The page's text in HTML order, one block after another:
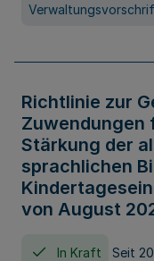
Richtlinie zur
Zuwendungen
Stärkung der
sprachlichen
von August
In Kraft Seit